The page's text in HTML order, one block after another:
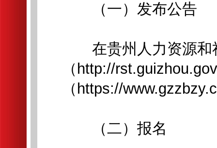
（一）发布公告
在贵州人力资源和
（http://
（https://
（二）报名